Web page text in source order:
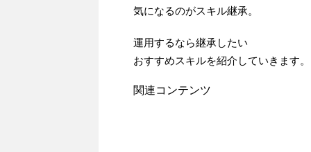
気になるのがスキル継承。
運用するなら継承したい
おすすめスキルを紹介していきます。
関連コンテンツ